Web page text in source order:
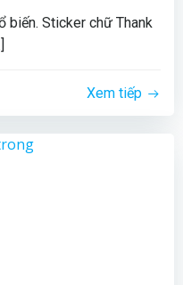
biến. Sticker chữ Thank
Xem tiếp